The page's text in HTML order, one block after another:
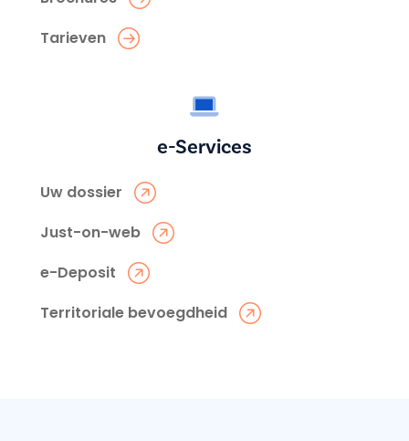
Tarieven
e-Services
Uw dossier
Just-on-web
e-Deposit
Territoriale bevoegdheid